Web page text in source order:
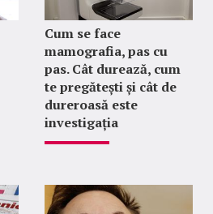
Cum se face
mamografia, pas cu
pas. Cât durează, cum
te pregătești și cât de
dureroasă este
investigația